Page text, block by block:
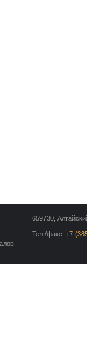
659730,
Тел./факс: +7